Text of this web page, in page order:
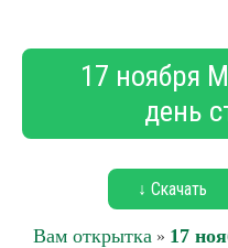
17 ноября
день
↓ Скачать
Вам открытка » 17